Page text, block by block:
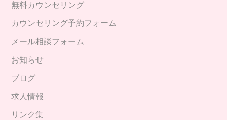
無料カウンセリング
カウンセリング予約フォーム
メール相談フォーム
お知らせ
ブログ
求人情報
リンク集